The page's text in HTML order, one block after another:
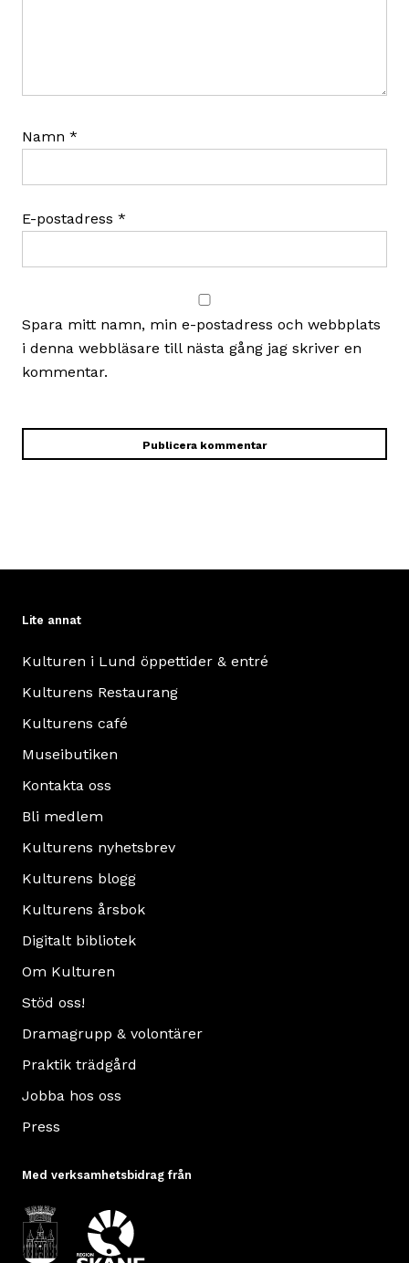
Namn *
E-postadress *
Spara mitt namn, min e-postadress och webbplats
i denna webbläsare till nästa gång jag skriver en
kommentar.
Lite annat
Kulturen i Lund öppettider & entré
Kulturens Restaurang
Kulturens café
Museibutiken
Kontakta oss
Bli medlem
Kulturens nyhetsbrev
Kulturens blogg
Kulturens årsbok
Digitalt bibliotek
Om Kulturen
Stöd oss!
Dramagrupp & volontärer
Praktik trädgård
Jobba hos oss
Press
Med verksamhetsbidrag från